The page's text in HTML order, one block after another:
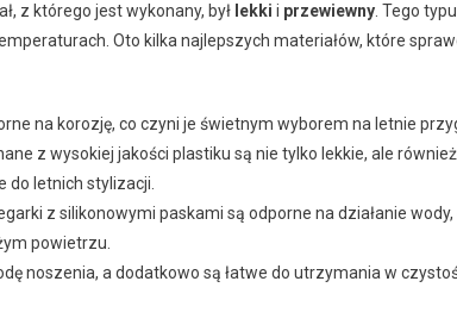
z którego jest wykonany, był lekki i przewiewny . Tego
Oto kilka najlepszych materiałów, które
na korozję, co czyni je świetnym wyborem na letnie
z wysokiej jakości plastiku są nie tylko lekkie, ale
do letnich stylizacji.
z silikonowymi paskami są odporne na działanie wody,
powietrzu.
noszenia, a dodatkowo są łatwe do utrzymania w